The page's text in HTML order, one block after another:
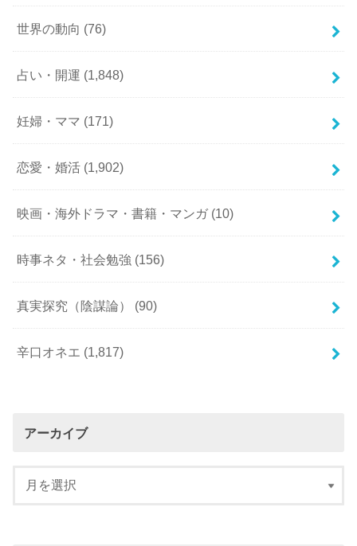
世界の動向 (76)
占い・開運 (1,848)
妊婦・ママ (171)
恋愛・婚活 (1,902)
映画・海外ドラマ・書籍・マンガ (10)
時事ネタ・社会勉強 (156)
真実探究（陰謀論） (90)
辛口オネエ (1,817)
アーカイブ